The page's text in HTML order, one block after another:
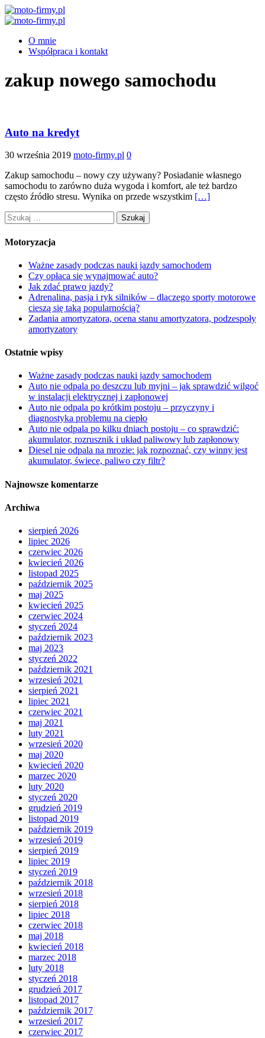
O mnie
Współpraca i kontakt
zakup nowego samochodu
Auto na kredyt
30 września 2019 moto-firmy.pl 0
Zakup samochodu – nowy czy używany? Posiadanie własnego
samochodu to zarówno duża wygoda i komfort, ale też bardzo
często źródło stresu. Wynika on przede wszystkim […]
Szukaj:
Motoryzacja
Ważne zasady podczas nauki jazdy samochodem
Czy opłaca się wynajmować auto?
Jak zdać prawo jazdy?
Adrenalina, pasja i ryk silników – dlaczego sporty motorowe
cieszą się taką popularnością?
Zadania amortyzatora, ocena stanu amortyzatora, podzespoły
amortyzatory
Ostatnie wpisy
Ważne zasady podczas nauki jazdy samochodem
Auto nie odpala po deszczu lub myjni – jak sprawdzić wilgoć
w instalacji elektrycznej i zapłonowej
Auto nie odpala po krótkim postoju – przyczyny i
diagnostyka problemu na ciepło
Auto nie odpala po kilku dniach postoju – co sprawdzić:
akumulator, rozrusznik i układ paliwowy lub zapłonowy
Diesel nie odpala na mrozie: jak rozpoznać, czy winny jest
akumulator, świece, paliwo czy filtr?
Najnowsze komentarze
Archiwa
sierpień 2026
lipiec 2026
czerwiec 2026
kwiecień 2026
listopad 2025
październik 2025
maj 2025
kwiecień 2025
czerwiec 2024
styczeń 2024
październik 2023
maj 2023
styczeń 2022
październik 2021
wrzesień 2021
sierpień 2021
lipiec 2021
czerwiec 2021
maj 2021
luty 2021
wrzesień 2020
maj 2020
kwiecień 2020
marzec 2020
luty 2020
styczeń 2020
grudzień 2019
listopad 2019
październik 2019
wrzesień 2019
sierpień 2019
lipiec 2019
styczeń 2019
październik 2018
wrzesień 2018
sierpień 2018
lipiec 2018
czerwiec 2018
maj 2018
kwiecień 2018
marzec 2018
luty 2018
styczeń 2018
grudzień 2017
listopad 2017
październik 2017
wrzesień 2017
czerwiec 2017